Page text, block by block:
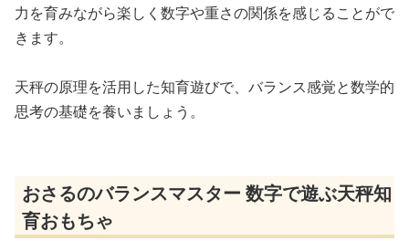
力を育みながら楽しく数字や重さの関係を感じることがで
きます。
天秤の原理を活用した知育遊びで、バランス感覚と数学的
思考の基礎を養いましょう。
おさるのバランスマスター 数字で遊ぶ天秤知
育おもちゃ